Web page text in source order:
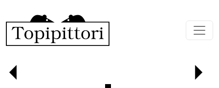
Precedente